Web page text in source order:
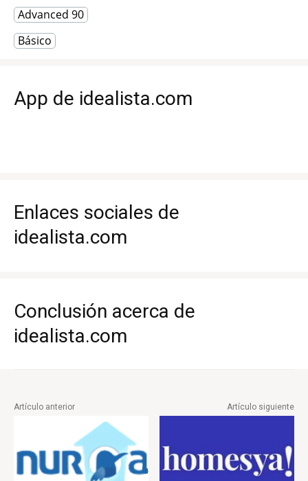
Advanced 90
Básico
App de idealista.com
Enlaces sociales de
idealista.com
Conclusión acerca de
idealista.com
Artículo anterior Artículo siguiente